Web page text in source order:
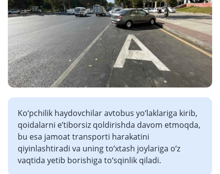
Ko‘pchilik haydovchilar avtobus yo‘laklariga kirib,
qoidalarni e’tiborsiz qoldirishda davom etmoqda,
bu esa jamoat transporti harakatini
qiyinlashtiradi va uning to‘xtash joylariga o‘z
vaqtida yetib borishiga to‘sqinlik qiladi.